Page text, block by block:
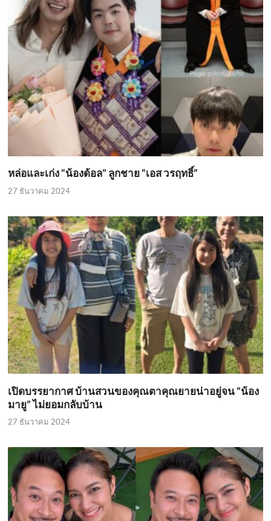
หล่อและเก่ง “น้องด้อล” ลูกชาย “เอส วรฤทธิ์”
27 ธันวาคม 2024
เปิดบรรยากาศ บ้านสวนของคุณตาคุณยายน่าอยู่จน “น้อง
มายู” ไม่ยอมกลับบ้าน
27 ธันวาคม 2024